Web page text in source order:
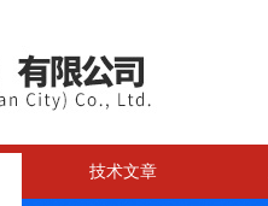
技术文章